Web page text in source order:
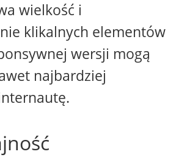
wielkość i
klikalnych elementów
wersji mogą
najbardziej